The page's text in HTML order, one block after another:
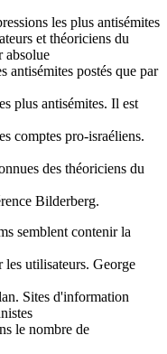
les plus antisémites
et théoriciens du
absolue
antisémites postés que par
plus antisémites. Il est
comptes pro-israéliens.
des théoriciens du
Bilderberg.
semblent contenir la
les utilisateurs. George
Sites d'information
le nombre de